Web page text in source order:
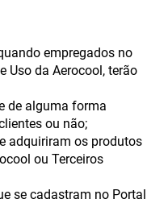
empregados no
Uso da Aerocool, terão
de alguma forma
ou não;
adquiriram os produtos
ou Terceiros
se cadastram no Portal